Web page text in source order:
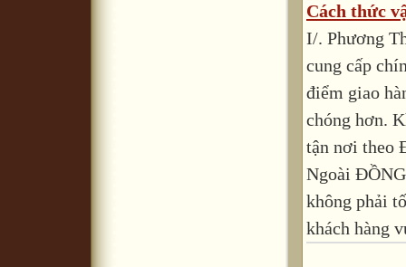
Cách thức
I/. Phương
cung cấp
điểm giao
chóng hơn.
tận nơi theo
Ngoài
không phải
khách hàng